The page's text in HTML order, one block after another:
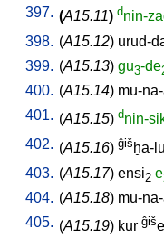
397. (A15.11) dnin-
398. (A15.12) urud-
399. (A15.13) gu3-de
400. (A15.14) mu-
401. (A15.15) dnin-
402. (A15.16) ĝiš ḫa-
403. (A15.17) ensi2 e
404. (A15.18) mu-
405. (A15.19) kur ĝiš